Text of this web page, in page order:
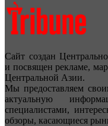
Сайт создан
и посвящен рекламе,
Центральной Азии.
Мы предоставляем
актуальную
специалистами,
обзоры, касающиеся